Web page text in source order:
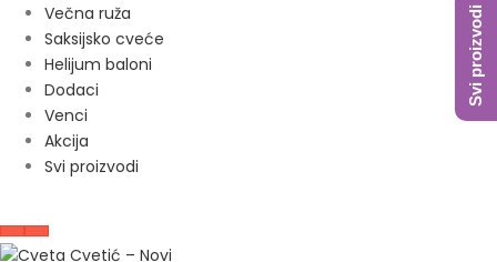
Večna ruža
Saksijsko cveće
Helijum baloni
Dodaci
Venci
Akcija
Svi proizvodi
Svi proizvodi